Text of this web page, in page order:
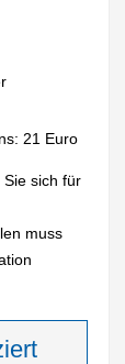
21 Euro
sich für
muss